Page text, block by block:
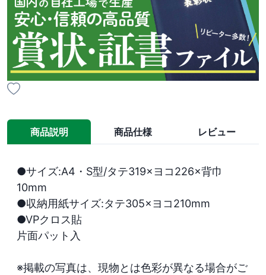
商品説明 商品仕様 レビュー
●サイズ:A4・S型/タテ319×ヨコ226×背巾
10mm
●収納用紙サイズ:タテ305×ヨコ210mm
●VPクロス貼
片面パット入
※掲載の写真は、現物とは色彩が異なる場合がご